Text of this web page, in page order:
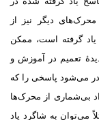
دیگر نیز از
یاد گرفته است، ممکن
تعمیم در آموزش و
مى‌شود پاسخى را که
بى‌شمارى از محرک‌ها
مى‌توان به شاگرد یاد